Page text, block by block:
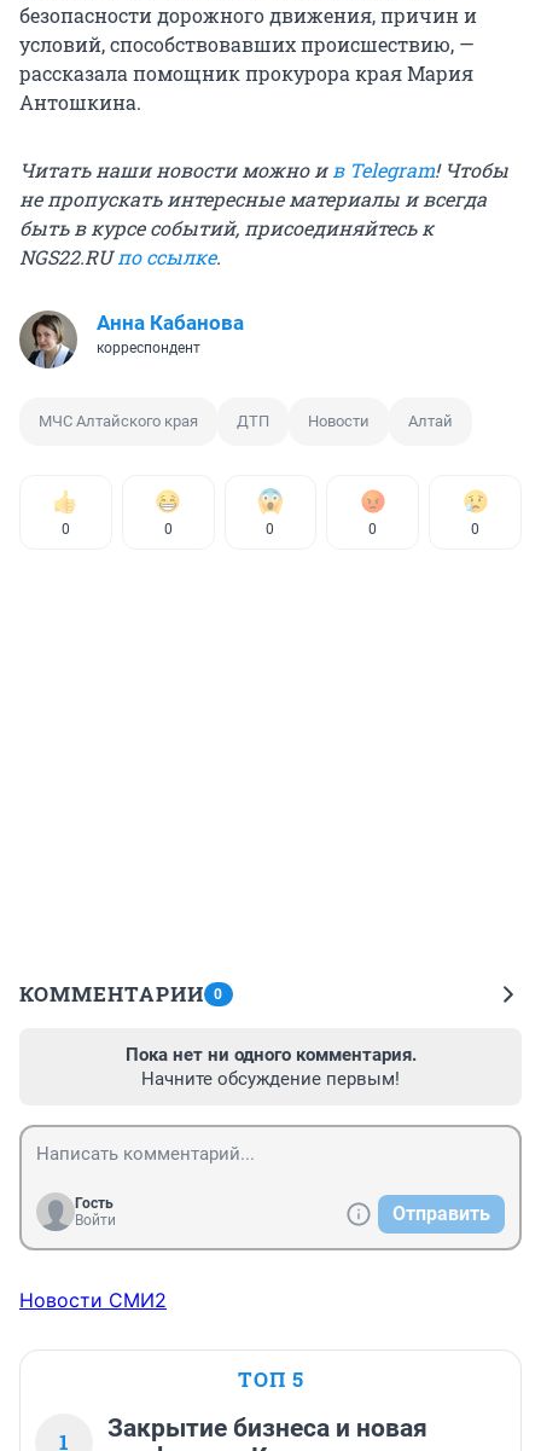
безопасности дорожного движения, причин и
условий, способствовавших происшествию, —
рассказала помощник прокурора края Мария
Антошкина.
Читать наши новости можно и в Telegram! Чтобы
не пропускать интересные материалы и всегда
быть в курсе событий, присоединяйтесь к
NGS22.RUпо ссылке.
Анна Кабанова
корреспондент
МЧС Алтайского края ДТП Новости Алтай
0 0 0 0 0
КОММЕНТАРИИ 0
Пока нет ни одного комментария.
Начните обсуждение первым!
Гость
Войти
Отправить
Новости СМИ2
ТОП 5
1
Закрытие бизнеса и новая